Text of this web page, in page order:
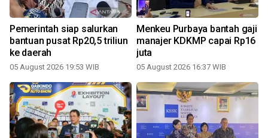
Pemerintah siap salurkan
bantuan pusat Rp20,5 triliun
ke daerah
05 August 2026 19:53 WIB
Menkeu Purbaya bantah gaji
manajer KDKMP capai Rp16
juta
05 August 2026 16:37 WIB